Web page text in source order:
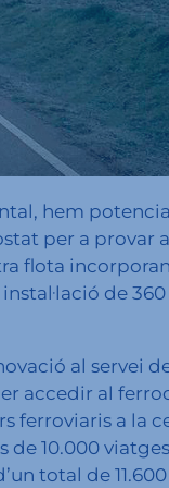
hem
per a provar
flota
de
al servei
accedir al
ferroviaris a la
10.000
total de